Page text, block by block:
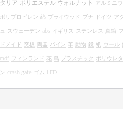
タリア ポリエステル ウォルナット アルミニウ
ポリプロピレン 綿 プライウッド ブナ ドイツ ア
ュ スウェーデン abs イギリス ステンレス 真鍮
ドメイド 突板 陶器 パイン 革 動物 鏡 紙 ウール
mdf フィンランド 花 鳥 プラスチック ポリウレ
ン crash gate ゴム LED